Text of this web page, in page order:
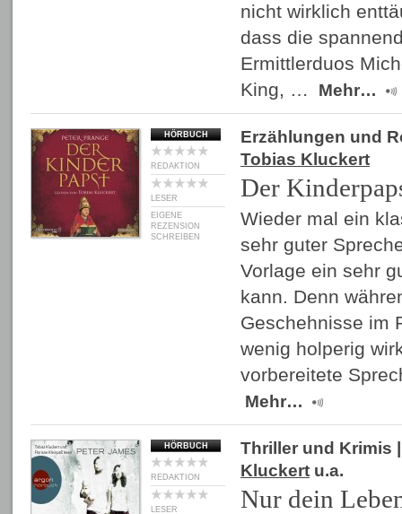
nicht wirklich
dass die
Ermittlerduos
King, …
Mehr…
HÖRBUCH
REDAKTION
LESER
EIGENE
REZENSION
SCHREIBEN
Erzählungen und
Tobias Kluckert
Der
Wieder mal ein
sehr guter
Vorlage ein sehr
kann. Denn
Geschehnisse im
wenig holperig
vorbereitete
Mehr…
HÖRBUCH
REDAKTION
LESER
Thriller und Krimis
Kluckert u.a.
Nur dein